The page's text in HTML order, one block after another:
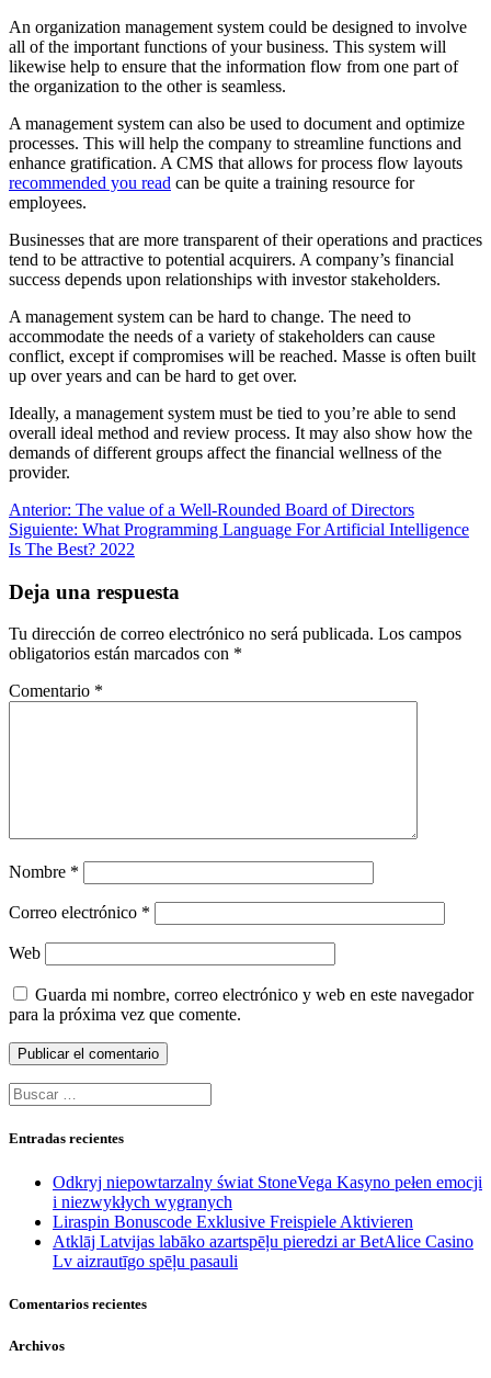
An organization management system could be designed to involve
all of the important functions of your business. This system will
likewise help to ensure that the information flow from one part of
the organization to the other is seamless.
A management system can also be used to document and optimize
processes. This will help the company to streamline functions and
enhance gratification. A CMS that allows for process flow layouts
recommended you read can be quite a training resource for
employees.
Businesses that are more transparent of their operations and practices
tend to be attractive to potential acquirers. A company’s financial
success depends upon relationships with investor stakeholders.
A management system can be hard to change. The need to
accommodate the needs of a variety of stakeholders can cause
conflict, except if compromises will be reached. Masse is often built
up over years and can be hard to get over.
Ideally, a management system must be tied to you’re able to send
overall ideal method and review process. It may also show how the
demands of different groups affect the financial wellness of the
provider.
Navegación
de
Anterior: Entrada
anterior:
The value of a Well-Rounded Board of Directors
Siguiente: Siguiente
entrada:
What Programming Language For Artificial Intelligence
Is The Best? 2022
Deja una respuesta
Tu dirección de correo electrónico no será publicada. Los campos
obligatorios están marcados con *
Comentario *
Nombre *
Correo electrónico *
Web
Guarda mi nombre, correo electrónico y web en este navegador
para la próxima vez que comente.
Buscar:
Entradas recientes
Odkryj niepowtarzalny świat StoneVega Kasyno pełen emocji
i niezwykłych wygranych
Liraspin Bonuscode Exklusive Freispiele Aktivieren
Atklāj Latvijas labāko azartspēļu pieredzi ar BetAlice Casino
Lv aizrautīgo spēļu pasauli
Comentarios recientes
Archivos